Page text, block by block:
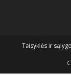
Taisyklės ir